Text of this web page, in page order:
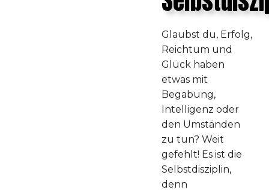
Glaubst du, Erfolg,
Reichtum und
Glück haben
etwas mit
Begabung,
Intelligenz oder
den Umständen
zu tun? Weit
gefehlt! Es ist die
Selbstdisziplin,
denn